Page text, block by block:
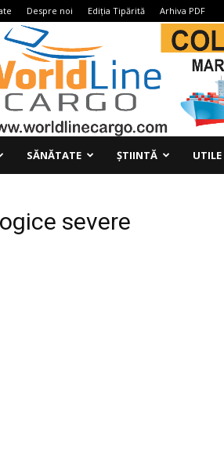
Despre noi Ediția Tipărită Arhiva PDF
SĂNĂTATE ȘTIINTĂ UTILE
severe